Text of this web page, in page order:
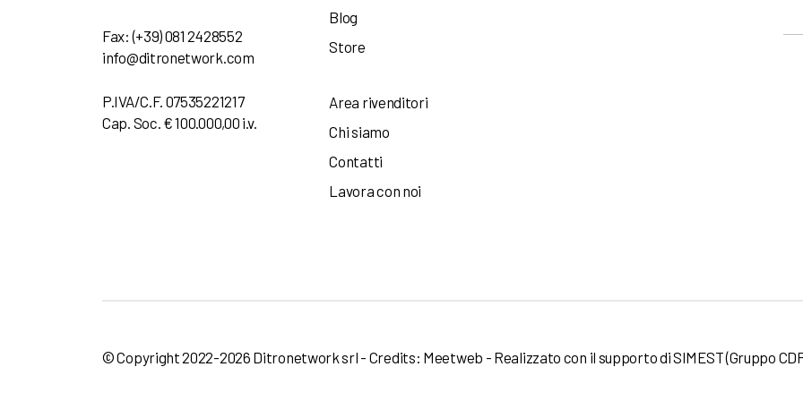
Fax: (+39) 081 2428552
info@ditronetwork.com
P.IVA/C.F. 07535221217
Cap. Soc. € 100.000,00 i.v.
Blog
Store
Area rivenditori
Chi siamo
Contatti
Lavora con noi
© Copyright 2022-2026 Ditronetwork srl - Credits: Meetweb - Realizzato con il supporto diSIMEST(Gruppo